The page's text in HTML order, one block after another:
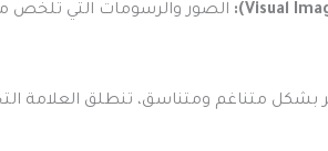
الصور والرسومات التي تلخص
متناغم ومتناسق، تنطلق العلامة